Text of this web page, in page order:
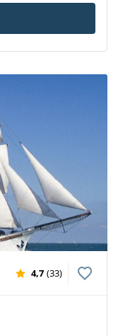
4,7 (33)